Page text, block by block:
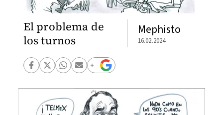
El problema de
los turnos
Mephisto
16.02.2024